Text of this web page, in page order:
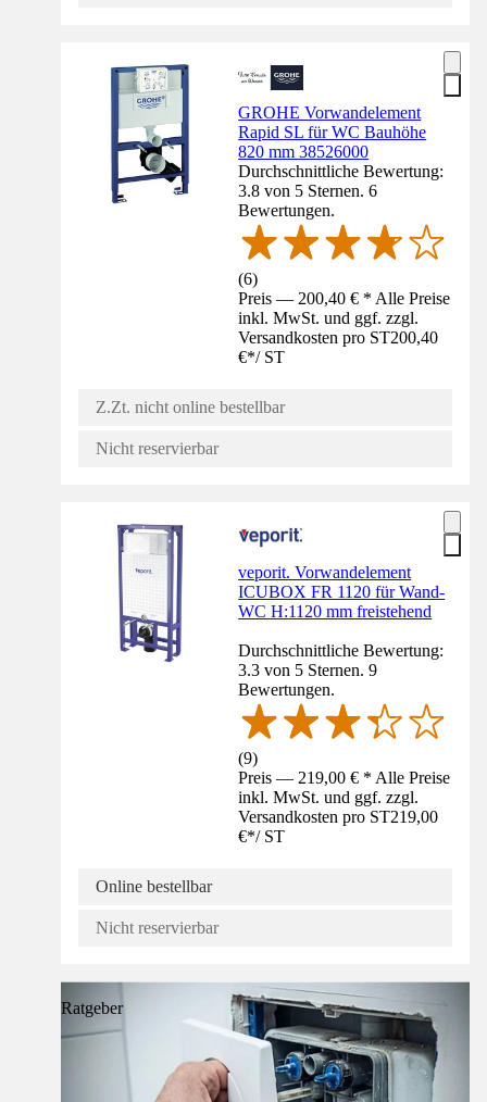
GROHE Vorwandelement
Rapid SL für WC Bauhöhe
820 mm 38526000
Durchschnittliche Bewertung:
3.8 von 5 Sternen. 6
Bewertungen.
(6)
Preis — 200,40 € * Alle Preise
inkl. MwSt. und ggf. zzgl.
Versandkosten pro ST200,40
€*/ ST
Z.Zt. nicht online bestellbar
Nicht reservierbar
veporit. Vorwandelement
ICUBOX FR 1120 für Wand-
WC H:1120 mm freistehend
Durchschnittliche Bewertung:
3.3 von 5 Sternen. 9
Bewertungen.
(9)
Preis — 219,00 € * Alle Preise
inkl. MwSt. und ggf. zzgl.
Versandkosten pro ST219,00
€*/ ST
Online bestellbar
Nicht reservierbar
Ratgeber